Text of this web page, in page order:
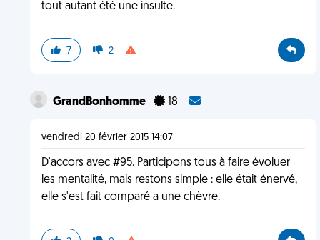
tout autant été une insulte.
7 2
GrandBonhomme 18
vendredi 20 février 2015 14:07
D'accors avec #95. Participons tous à faire évoluer
les mentalité, mais restons simple : elle était énervé,
elle s'est fait comparé a une chèvre.